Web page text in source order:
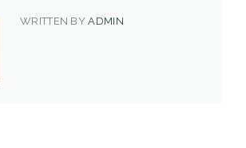
WRITTEN BYADMIN